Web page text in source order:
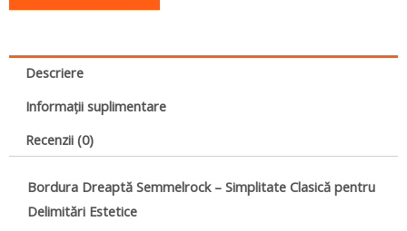
Descriere
Informații suplimentare
Recenzii (0)
Bordura Dreaptă Semmelrock – Simplitate Clasică pentru
Delimitări Estetice